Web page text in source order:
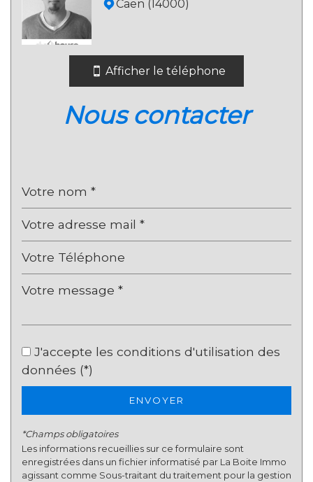
École maternelle
École primaire
Bibliothèque
Mairie
Propriétaires (vs. locataires)
Habitants de moins de 25 ans
Nombre d'enfants par famille
0,88
Familles sans enfant
Familles avec 1 ou 2 enfants
Appartements
Familles avec 3 enfants
8,19 %
Caen (14000)
Afficher le téléphone
nous contacter
J'accepte les conditions d'utilisation des
données (*)
ENVOYER
*Champs obligatoires
Les informations recueillies sur ce formulaire sont
enregistrées dans un fichier informatisé par La Boite Immo
agissant comme Sous-traitant du traitement pour la gestion